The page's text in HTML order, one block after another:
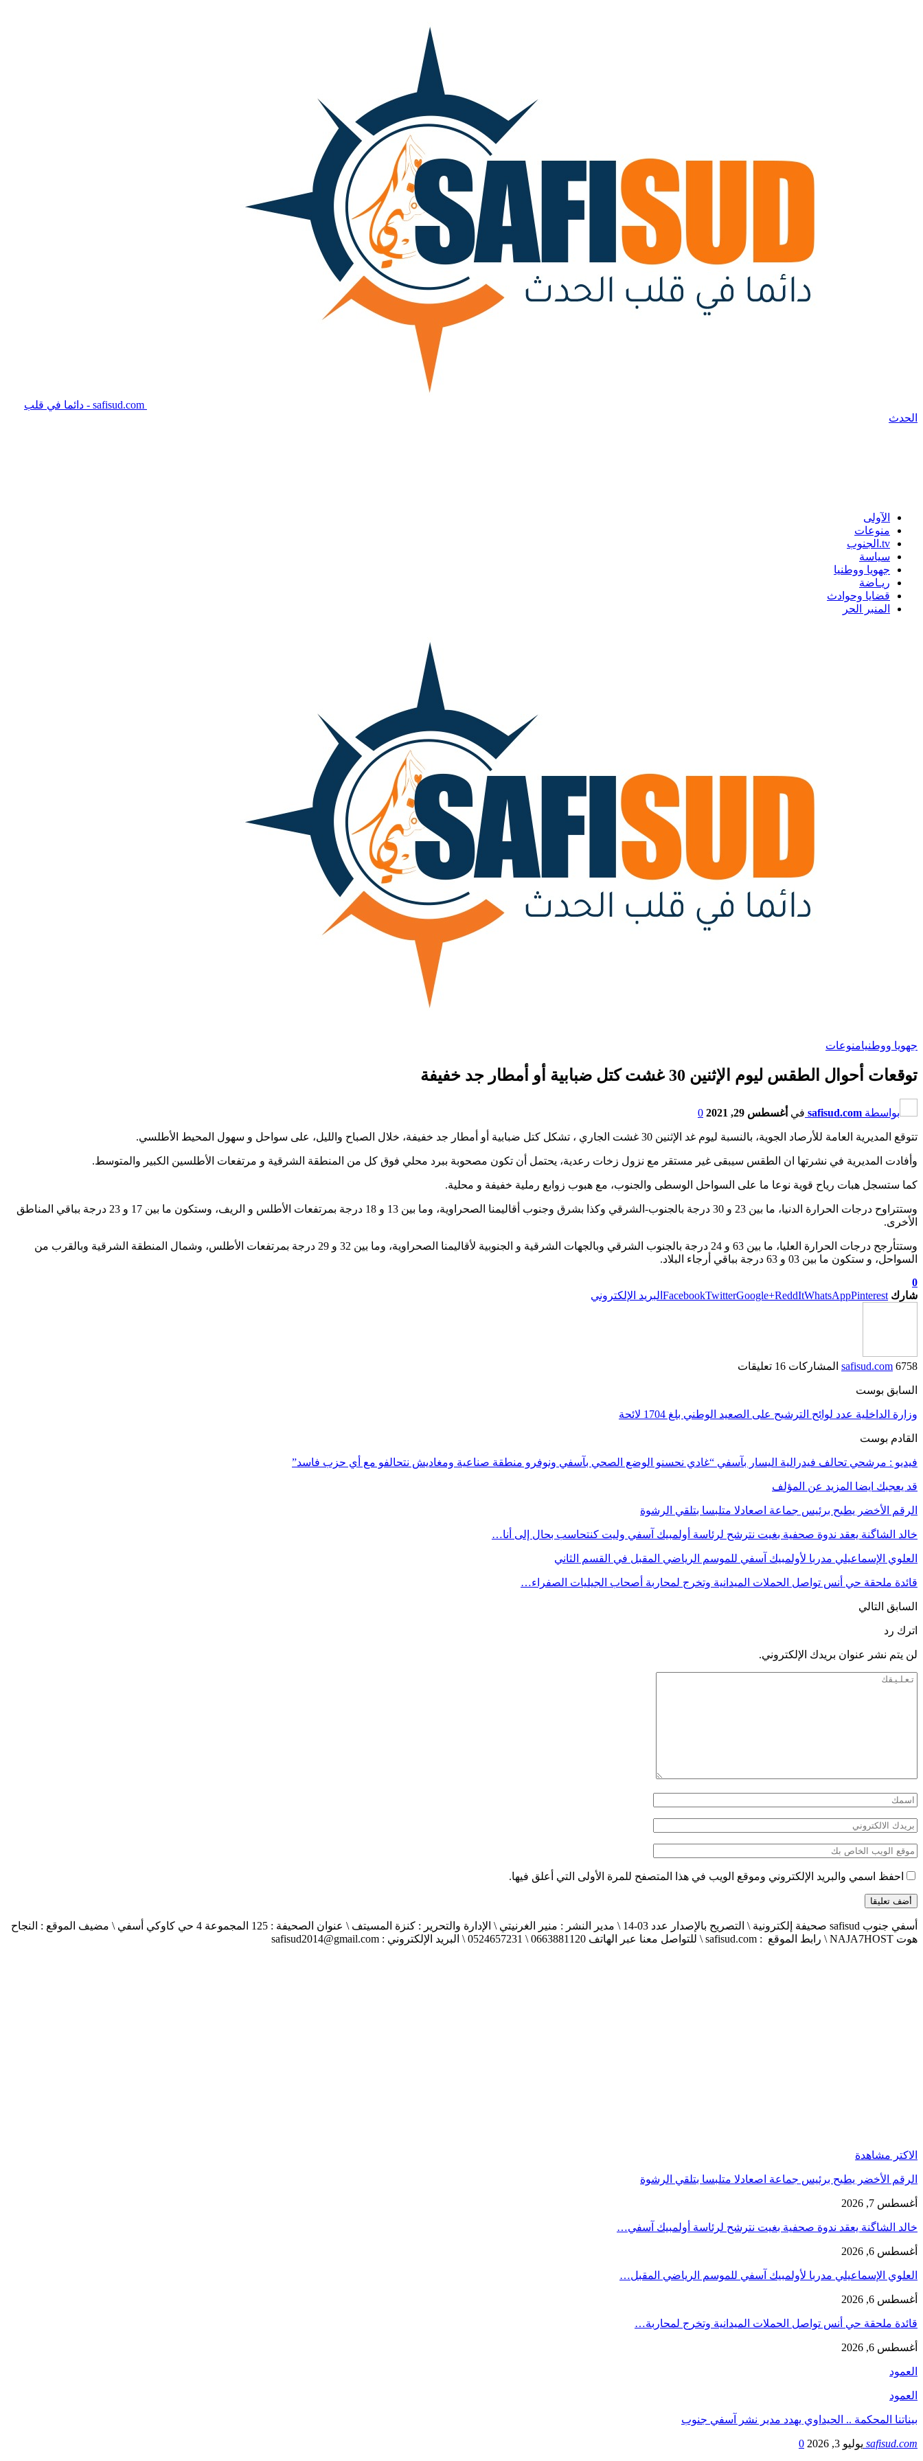
safisud.com - دائما في قلب
الحدث
الآولى
منوعات
tv.الجنوب
سياسة
جهويا ووطنيا
ريـاضة
قضايا وحوادث
المنبر الحر
جهويا ووطنيامنوعات
توقعات أحوال الطقس ليوم الإثنين 30 غشت كتل ضبابية أو أمطار جد خفيفة
بواسطة safisud.com في أغسطس 29, 2021 0
تتوقع المديرية العامة للأرصاد الجوية، بالنسبة ليوم غد الإثنين 30 غشت الجاري ، تشكل كتل ضبابية أو أمطار جد خفيفة، خلال الصباح والليل، على سواحل و سهول المحيط الأطلسي.
وأفادت المديرية في نشرتها ان الطقس سيبقى غير مستقر مع نزول زخات رعدية، يحتمل أن تكون مصحوبة ببرد محلي فوق كل من المنطقة الشرقية و مرتفعات الأطلسين الكبير والمتوسط.
كما ستسجل هبات رياح قوية نوعا ما على السواحل الوسطى والجنوب، مع هبوب زوابع رملية خفيفة و محلية.
وستتراوح درجات الحرارة الدنيا، ما بين 23 و 30 درجة بالجنوب-الشرقي وكذا بشرق وجنوب أقاليمنا الصحراوية، وما بين 13 و 18 درجة بمرتفعات الأطلس و الريف، وستكون ما بين 17 و 23 درجة بباقي المناطق
الأخرى.
وستتأرجح درجات الحرارة العليا، ما بين 63 و 24 درجة بالجنوب الشرقي وبالجهات الشرقية و الجنوبية لأقاليمنا الصحراوية، وما بين 32 و 29 درجة بمرتفعات الأطلس، وشمال المنطقة الشرقية وبالقرب من
السواحل، و ستكون ما بين 03 و 63 درجة بباقي أرجاء البلاد.
0
شارك
FacebookTwitterGoogle+ReddItWhatsAppPinterest البريد الإلكتروني
safisud.com 6758 المشاركات 16 تعليقات
السابق بوست
وزارة الداخلية عدد لوائح الترشيح على الصعيد الوطني بلغ 1704 لائحة
القادم بوست
فيديو : مرشحي تحالف فيدرالية اليسار بآسفي “غادي نحسنو الوضع الصحي بآسفي ونوفرو منطقة صناعية ومغاديش نتحالفو مع أي حزب فاسد”
قد يعجبك ايضا المزيد عن المؤلف
الرقم الأخضر يطيح برئيس جماعة اصعادلا متلبسا بتلقي الرشوة
خالد الشاگنة يعقد ندوة صحفية بغيت نترشح لرئاسة أولمبيك آسفي وليت كنتحاسب بحال إلى أنا…
العلوي الإسماعيلي مدربا لأولمبيك آسفي للموسم الرياضي المقبل في القسم الثاني
قائدة ملحقة حي أنس تواصل الحملات الميدانية وتخرج لمحاربة أصحاب الجيليات الصفراء…
السابق التالي
اترك رد
لن يتم نشر عنوان بريدك الإلكتروني.
احفظ اسمي والبريد الإلكتروني وموقع الويب في هذا المتصفح للمرة الأولى التي أعلق فيها.
أسفي جنوب safisud صحيفة إلكترونية \ التصريح بالإصدار عدد 03-14 \ مدير النشر : منير الغرنيتي \ الإدارة والتحرير : كنزة المسيتف \ عنوان الصحيفة : 125 المجموعة 4 حي كاوكي أسفي \ مضيف الموقع : النجاح
هوت NAJA7HOST \ رابط الموقع : safisud.com \ للتواصل معنا عبر الهاتف 0663881120 \ 0524657231 \ البريد الإلكتروني : safisud2014@gmail.com
الاكتر مشاهدة
الرقم الأخضر يطيح برئيس جماعة اصعادلا متلبسا بتلقي الرشوة
أغسطس 7, 2026
خالد الشاگنة يعقد ندوة صحفية بغيت نترشح لرئاسة أولمبيك آسفي…
أغسطس 6, 2026
العلوي الإسماعيلي مدربا لأولمبيك آسفي للموسم الرياضي المقبل…
أغسطس 6, 2026
قائدة ملحقة حي أنس تواصل الحملات الميدانية وتخرج لمحاربة…
أغسطس 6, 2026
العمود
العمود
بيناتنا المحكمة .. الحيداوي يهدد مدير نشر آسفي جنوب
safisud.com يوليو 3, 2026 0